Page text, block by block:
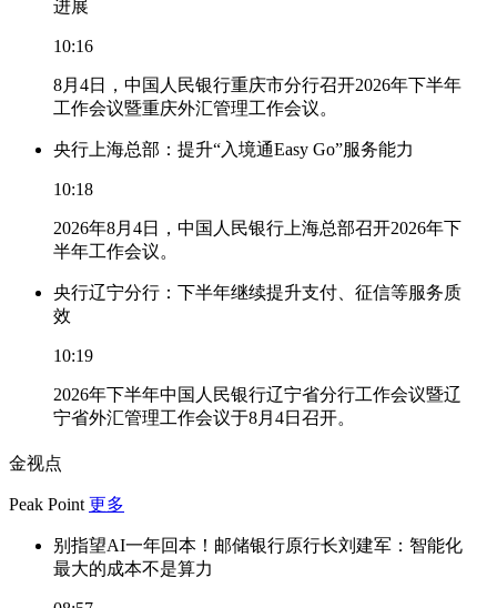
进展
10:16
8月4日，中国人民银行重庆市分行召开2026年下半年
工作会议暨重庆外汇管理工作会议。
央行上海总部：提升“入境通Easy Go”服务能力
10:18
2026年8月4日，中国人民银行上海总部召开2026年下
半年工作会议。
央行辽宁分行：下半年继续提升支付、征信等服务质
效
10:19
2026年下半年中国人民银行辽宁省分行工作会议暨辽
宁省外汇管理工作会议于8月4日召开。
金视点
Peak Point 更多
别指望AI一年回本！邮储银行原行长刘建军：智能化
最大的成本不是算力